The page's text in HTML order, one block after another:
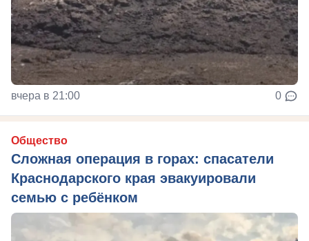
вчера в 21:00 0
Общество
Сложная операция в горах: спасатели
Краснодарского края эвакуировали
семью с ребёнком